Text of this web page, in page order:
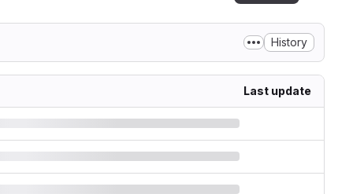
History
Last update